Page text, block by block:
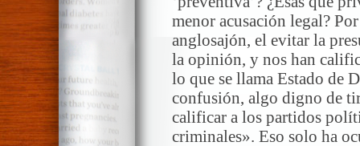
menor acusación legal?
anglosajón, el evitar la
la opinión, y nos han
lo que se llama Estado de
confusión, algo digno de
calificar a los partidos
criminales». Eso solo ha